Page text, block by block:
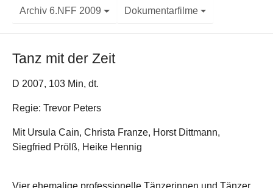
Archiv 6.NFF 2009 Dokumentarfilme
Tanz mit der Zeit
D 2007, 103 Min, dt.
Regie: Trevor Peters
Mit Ursula Cain, Christa Franze, Horst Dittmann,
Siegfried Prölß, Heike Hennig
Vier ehemalige professionelle Tänzerinnen und Tänzer,